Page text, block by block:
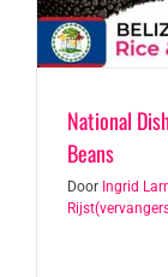
National
Beans
Door Ingrid